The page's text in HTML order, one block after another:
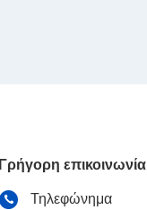
Γρήγορη επικοινωνία
Τηλεφώνημα